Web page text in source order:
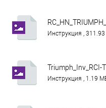
Инструкция ,
Triumph_Inv_RCI-
Инструкция , 1.19